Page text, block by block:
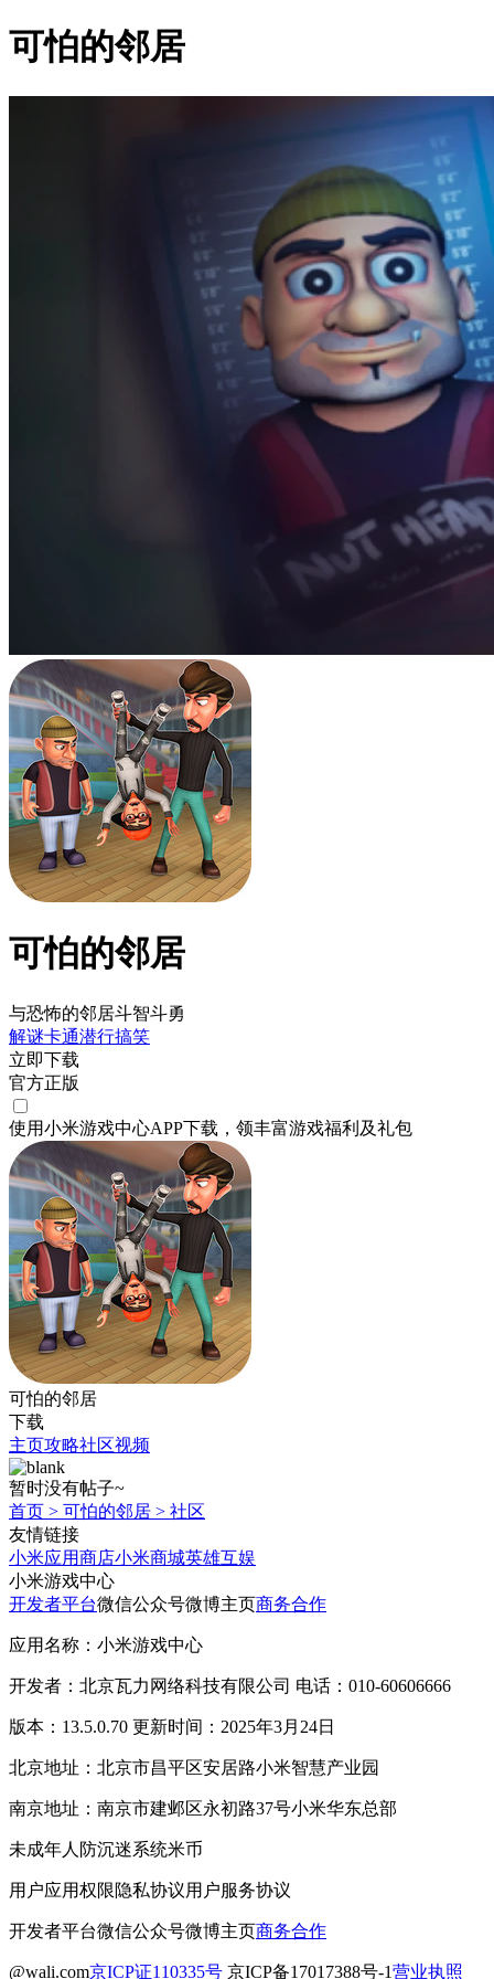
可怕的邻居
可怕的邻居
与恐怖的邻居斗智斗勇
解谜卡通潜行搞笑
立即下载
官方正版
使用小米游戏中心APP下载 ，领丰富游戏福利 及礼包
可怕的邻居
下载
主页攻略社区视频
暂时没有帖子~
首页 > 可怕的邻居 > 社区
友情链接
小米应用商店小米商城英雄互娱
小米游戏中心
开发者平台微信公众号微博主页商务合作
应用名称：小米游戏中心
开发者：北京瓦力网络科技有限公司 电话：010-60606666
版本：13.5.0.70 更新时间：2025年3月24日
北京地址：北京市昌平区安居路小米智慧产业园
南京地址：南京市建邺区永初路37号小米华东总部
未成年人防沉迷系统米币
用户应用权限隐私协议用户服务协议
开发者平台微信公众号微博主页商务合作
@wali.com京ICP证110335号 京ICP备17017388号-1营业执照